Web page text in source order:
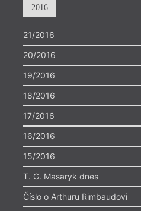
2016
21/2016
20/2016
19/2016
18/2016
17/2016
16/2016
15/2016
T. G. Masaryk dnes
Číslo o Arthuru Rimbaudovi